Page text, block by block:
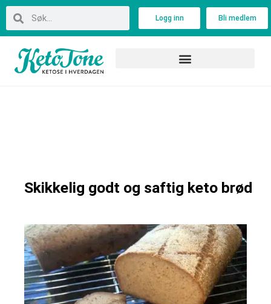
Skip
content
SearchSearch Logg inn Bli medlem
Skikkelig godt og saftig keto brød